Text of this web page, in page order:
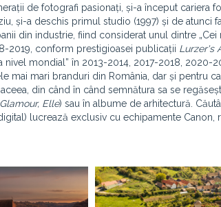
de fotografi pasionați, și-a început cariera
și-a deschis primul studio (1997) și de
din industrie, fiind considerat unul dintre
2019, conform prestigioasei publicații Lurzer's
nivel mondial” în 2013-2014, 2017-2018,
mai mari branduri din România, dar și pentru
din când în când semnătura sa se
Elle) sau în albume de arhitectură.
lucrează exclusiv cu echipamente